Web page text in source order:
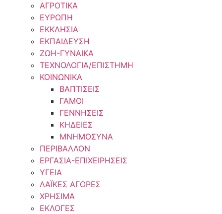
ΑΓΡΟΤΙΚΑ
ΕΥΡΩΠΗ
ΕΚΚΛΗΣΙΑ
ΕΚΠΑΙΔΕΥΣΗ
ΖΩΗ-ΓΥΝΑΙΚΑ
ΤΕΧΝΟΛΟΓΙΑ/ΕΠΙΣΤΗΜΗ
ΚΟΙΝΩΝΙΚΑ
ΒΑΠΤΙΣΕΙΣ
ΓΑΜΟΙ
ΓΕΝΝΗΣΕΙΣ
ΚΗΔΕΙΕΣ
ΜΝΗΜΟΣΥΝΑ
ΠΕΡΙΒΑΛΛΟΝ
ΕΡΓΑΣΙΑ-ΕΠΙΧΕΙΡΗΣΕΙΣ
ΥΓΕΙΑ
ΛΑΪΚΕΣ ΑΓΟΡΕΣ
ΧΡΗΣΙΜΑ
ΕΚΛΟΓΕΣ